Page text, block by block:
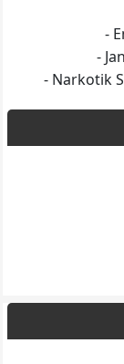
-
-
- Narkotik